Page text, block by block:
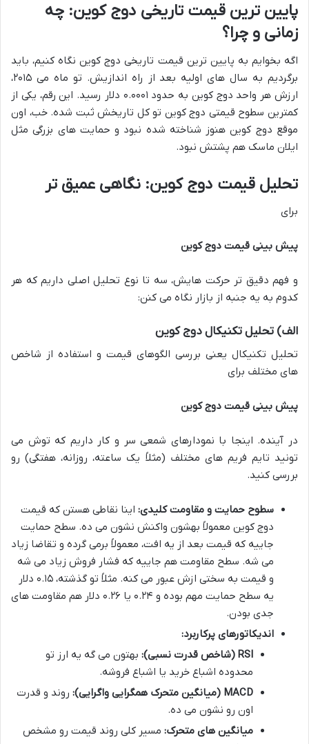
پایین ترین قیمت تاریخی دوج کوین: چه
زمانی و چرا؟
اگه بخوایم به پایین ترین قیمت تاریخی دوج کوین نگاه کنیم، باید
برگردیم به سال های اولیه بعد از راه اندازیش. تو ماه می ۲۰۱۵،
ارزش هر واحد دوج کوین به حدود ۰.۰۰۰۱ دلار رسید. این رقم، یکی از
کمترین سطوح قیمتی دوج کوین تو کل تاریخش ثبت شده. خب، اون
موقع دوج کوین هنوز شناخته شده نبود و حمایت های بزرگی مثل
ایلان ماسک هم پشتش نبود.
تحلیل قیمت دوج کوین: نگاهی عمیق تر
برای
پیش بینی قیمت دوج کوین
و فهم دقیق تر حرکت هایش، سه تا نوع تحلیل اصلی داریم که هر
کدوم به یه جنبه از بازار نگاه می کنن:
الف) تحلیل تکنیکال دوج کوین
تحلیل تکنیکال یعنی بررسی الگوهای قیمت و استفاده از شاخص
های مختلف برای
پیش بینی قیمت دوج کوین
در آینده. اینجا با نمودارهای شمعی سر و کار داریم که توش می
تونید تایم فریم های مختلف (مثلاً یک ساعته، روزانه، هفتگی) رو
بررسی کنید.
سطوح حمایت و مقاومت کلیدی: اینا نقاطی هستن که قیمت
دوج کوین معمولاً بهشون واکنش نشون می ده. سطح حمایت
جاییه که قیمت بعد از یه افت، معمولاً برمی گرده و تقاضا زیاد
می شه. سطح مقاومت هم جاییه که فشار فروش زیاد می شه
و قیمت به سختی ازش عبور می کنه. مثلاً تو گذشته، ۰.۱۵ دلار
یه سطح حمایت مهم بوده و ۰.۲۴ یا ۰.۲۶ دلار هم مقاومت های
جدی بودن.
اندیکاتورهای پرکاربرد:
RSI (شاخص قدرت نسبی):
بهتون می گه یه ارز تو
محدوده اشباع خرید یا اشباع فروشه.
MACD (میانگین متحرک همگرایی واگرایی):
روند و قدرت
اون رو نشون می ده.
میانگین های متحرک: مسیر کلی روند قیمت رو مشخص